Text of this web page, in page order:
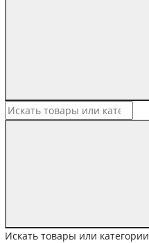
Искать товары или категории